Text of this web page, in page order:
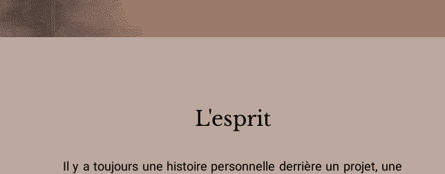
L'esprit
Il y a toujours une histoire personnelle derrière un projet, une